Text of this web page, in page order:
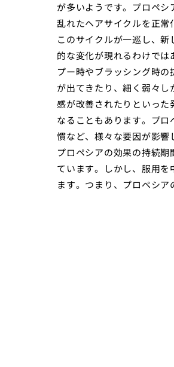
が多いようです。プロペシ
乱れたヘアサイクルを正常
このサイクルが一巡し、
的な変化が現れるわけで
プー時やブラッシング時
が出てきたり、細く弱々
感が改善されたりといっ
なることもあります。プ
慣など、様々な要因が影響
プロペシアの効果の持続
ています。しかし、服用を
ます。つまり、プロペシア